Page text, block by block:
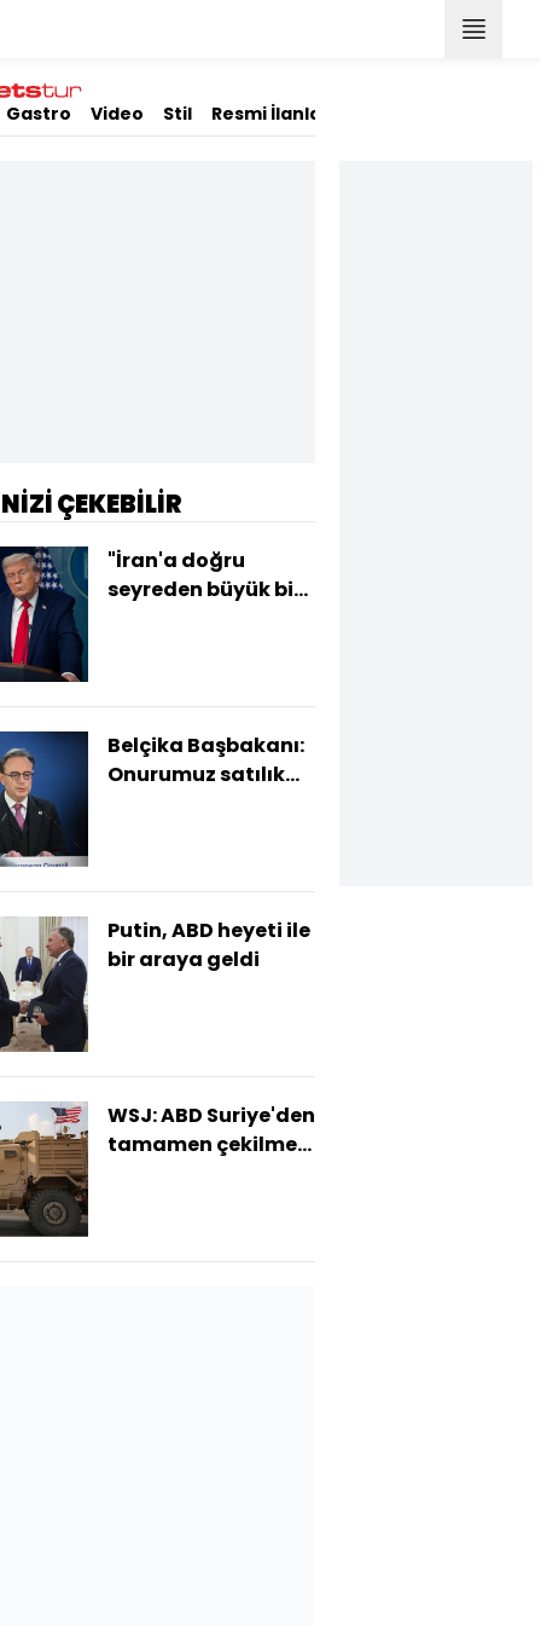
Gastro Video Stil Resmi İlanlar
ÇEKEBİLİR
"İran'a doğru
seyreden büyük bir
Belçika Başbakanı:
Onurumuz satılık
Putin, ABD heyeti ile
bir araya geldi
WSJ: ABD Suriye'den
tamamen çekilmeyi